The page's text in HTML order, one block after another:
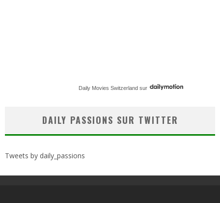
Daily Movies Switzerland sur
DAILY PASSIONS SUR TWITTER
Tweets by daily_passions